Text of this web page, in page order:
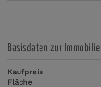
Basisdaten zur Immobilie
Kaufpreis
Fläche